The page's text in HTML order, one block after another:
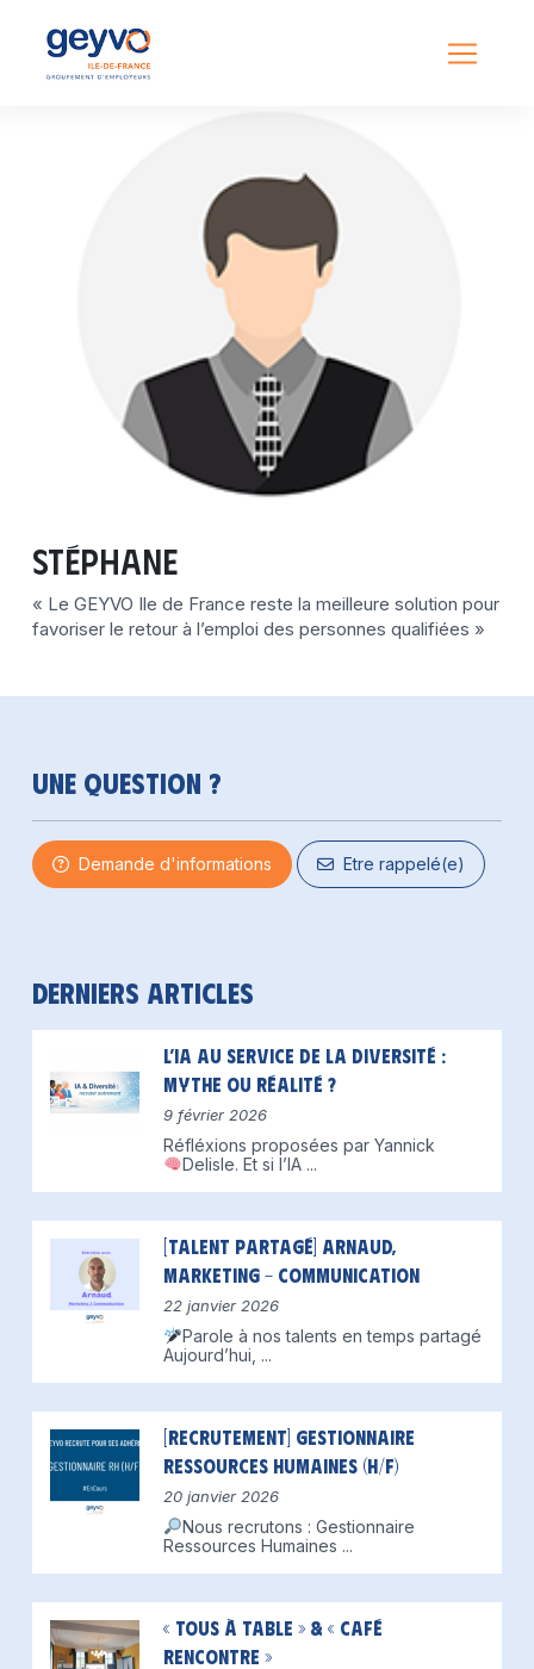
Stéphane
« Le GEYVO Ile de France reste la meilleure solution pour
favoriser le retour à l’emploi des personnes qualifiées »
Une question ?
Demande d'informations Etre rappelé(e)
Derniers articles
L’IA au service de la diversité :
mythe ou réalité ?
9 février 2026
Réfléxions proposées par Yannick
Delisle. Et si l’IA ...
[Talent partagé] Arnaud,
Marketing – Communication
22 janvier 2026
Parole à nos talents en temps partagé
Aujourd’hui, ...
[Recrutement] Gestionnaire
Ressources Humaines (H/F)
20 janvier 2026
Nous recrutons : Gestionnaire
Ressources Humaines ...
« Tous à table » & « Café
Rencontre »